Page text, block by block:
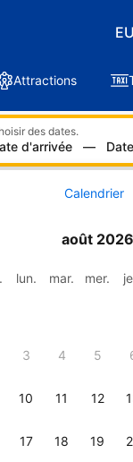
Attractions
des dates.
d'arrivée —
Calendrier
août 2026
lun. mar. mer.
3 4 5
10 11 12
17 18 19
votre recherche
: 85
les paiements
pour